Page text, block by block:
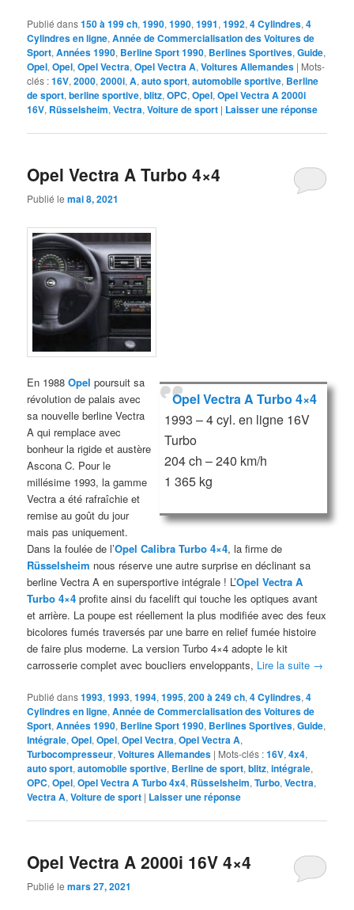
Publié dans150 à 199 ch,1990,1990,1991,1992,4 Cylindres,4
Cylindres en ligne,Année de Commercialisation des Voitures de
Sport,Années 1990, Berline Sport 1990, Berlines Sportives,Guide,
Opel,Opel,Opel Vectra,Opel Vectra A,Voitures Allemandes | Mots-
clés :16V,2000,2000i,A,auto sport,automobile sportive, Berline
de sport,berline sportive,blitz,OPC,Opel,Opel Vectra A 2000i
16V, Rüsselsheim,Vectra,Voiture de sport | Laisser une réponse
Opel Vectra A Turbo 4×4
Publié lemai 8, 2021
Opel Vectra A Turbo 4×4
1993 – 4 cyl. en ligne 16V
Turbo
204 ch – 240 km/h
1 365 kg
En 1988Opel poursuit sa
révolution de palais avec
sa nouvelle berline Vectra
A qui remplace avec
bonheur la rigide et austère
Ascona C. Pour le
millésime 1993, la gamme
Vectra a été rafraîchie et
remise au goût du jour
mais pas uniquement.
Dans la foulée de l’Opel Calibra Turbo 4×4, la firme de
Rüsselsheim nous réserve une autre surprise en déclinant sa
berline Vectra A en supersportive intégrale ! L’Opel Vectra A
Turbo 4×4 profite ainsi du facelift qui touche les optiques avant
et arrière. La poupe est réellement la plus modifiée avec des feux
bicolores fumés traversés par une barre en relief fumée histoire
de faire plus moderne. La version Turbo 4×4 adopte le kit
carrosserie complet avec boucliers enveloppants, Lire la suite →
Publié dans1993,1993,1994,1995,200 à 249 ch,4 Cylindres,4
Cylindres en ligne,Année de Commercialisation des Voitures de
Sport,Années 1990, Berline Sport 1990, Berlines Sportives,Guide,
Intégrale,Opel,Opel,Opel Vectra,Opel Vectra A,
Turbocompresseur,Voitures Allemandes | Mots-clés :16V,4x4,
auto sport,automobile sportive, Berline de sport,blitz,intégrale,
OPC,Opel,Opel Vectra A Turbo 4x4, Rüsselsheim,Turbo,Vectra,
Vectra A,Voiture de sport | Laisser une réponse
Opel Vectra A 2000i 16V 4×4
Publié lemars 27, 2021